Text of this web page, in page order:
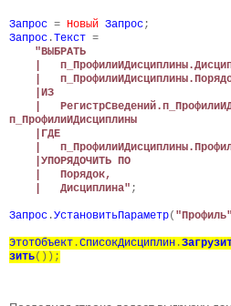
Запрос = Новый Запрос;
Запрос .Текст =
"ВЫБРАТЬ
|
|
|ИЗ
|
п_ПрофилиИДисциплины
|ГДЕ
|
|УПОРЯДОЧИТЬ ПО
| Порядок,
| Дисциплина" ;
Запрос .УстановитьПараметр( "Профиль"
ЭтотОбъект .СписокДисциплин .
зить());